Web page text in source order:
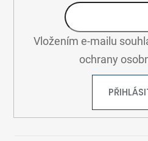
Vložením e-mailu
ochrany